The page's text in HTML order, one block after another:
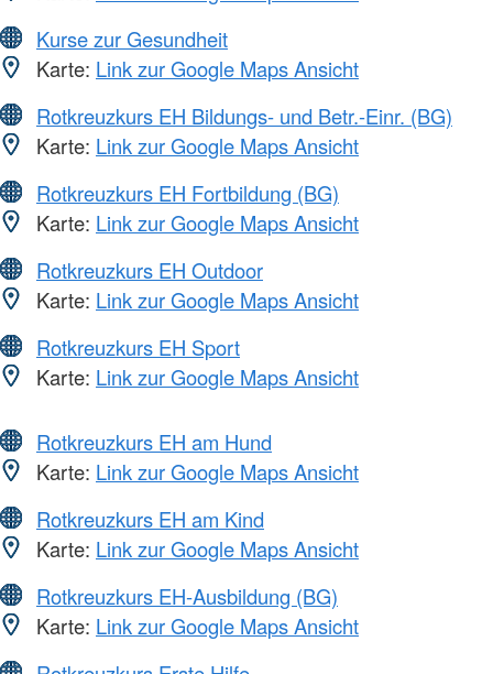
Kurse zur Gesundheit
Karte: Link zur Google Maps Ansicht
Rotkreuzkurs EH Bildungs- und Betr.-Einr. (BG)
Karte: Link zur Google Maps Ansicht
Rotkreuzkurs EH Fortbildung (BG)
Karte: Link zur Google Maps Ansicht
Rotkreuzkurs EH Outdoor
Karte: Link zur Google Maps Ansicht
Rotkreuzkurs EH Sport
Karte: Link zur Google Maps Ansicht
Rotkreuzkurs EH am Hund
Karte: Link zur Google Maps Ansicht
Rotkreuzkurs EH am Kind
Karte: Link zur Google Maps Ansicht
Rotkreuzkurs EH-Ausbildung (BG)
Karte: Link zur Google Maps Ansicht